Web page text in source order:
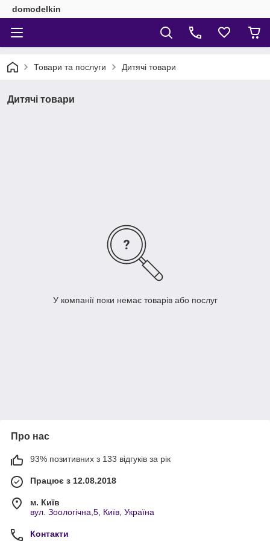
domodelkin
Товари та послуги Дитячі товари
Дитячі товари
У компанії поки немає товарів або послуг
Про нас
93% позитивних з 133 відгуків за рік
Працює з 12.08.2018
м. Київ
вул. Зоологічна,5, Київ, Україна
Контакти